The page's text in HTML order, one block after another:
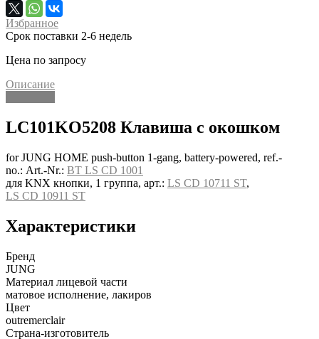
Избранное
Срок поставки 2-6 недель
Цена по запросу
Описание
LC101KO5208 Клавиша с окошком
for JUNG HOME push-button 1-gang, battery-powered, ref.-
no.: Art.-Nr.: BT LS CD 1001
для KNX кнопки, 1 группа, арт.: LS CD 10711 ST,
LS CD 10911 ST
Характеристики
Бренд
JUNG
Материал лицевой части
матовое исполнение, лакиров
Цвет
outremerclair
Страна-изготовитель